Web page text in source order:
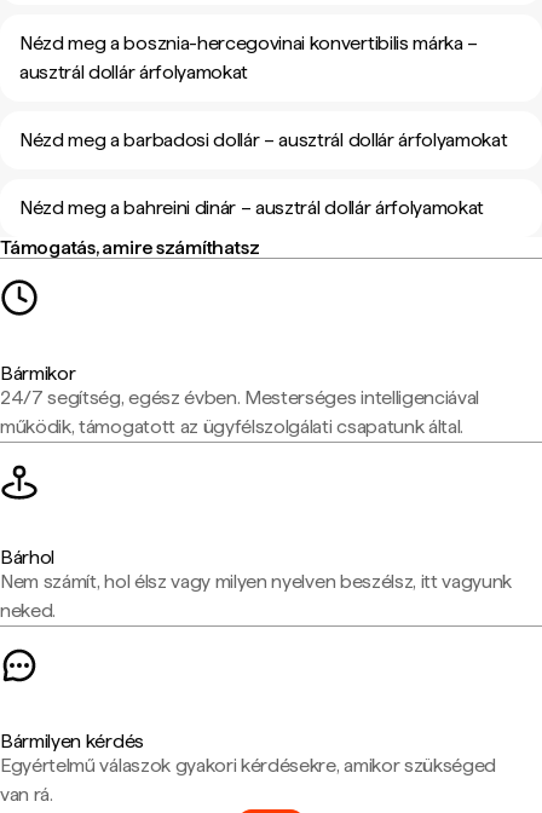
Nézd meg a bosznia-hercegovinai konvertibilis márka –
ausztrál dollár árfolyamokat
Nézd meg a barbadosi dollár – ausztrál dollár árfolyamokat
Nézd meg a bahreini dinár – ausztrál dollár árfolyamokat
Támogatás, amire számíthatsz
Bármikor
24/7 segítség, egész évben. Mesterséges intelligenciával
működik, támogatott az ügyfélszolgálati csapatunk által.
Bárhol
Nem számít, hol élsz vagy milyen nyelven beszélsz, itt vagyunk
neked.
Bármilyen kérdés
Egyértelmű válaszok gyakori kérdésekre, amikor szükséged
van rá.